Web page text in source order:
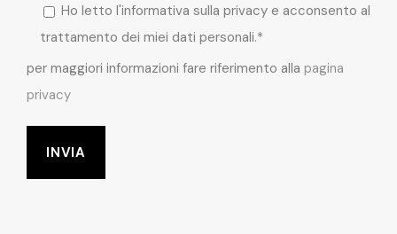
Ho letto l'informativa sulla privacy e acconsento al
trattamento dei miei dati personali.*
per maggiori informazioni fare riferimento alla pagina
privacy